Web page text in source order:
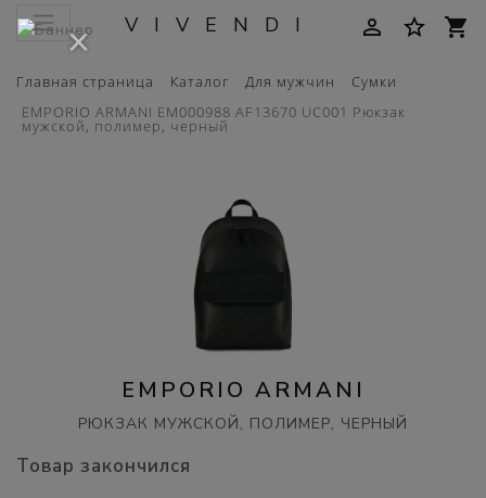
VIVENDI person_outline star_border shopping_cart
Главная страница Каталог Для мужчин
Сумки
EMPORIO ARMANI EM000988 AF13670 UC001 Рюкзак
мужской, полимер, черный
EMPORIO ARMANI
РЮКЗАК МУЖСКОЙ, ПОЛИМЕР, ЧЕРНЫЙ
Товар закончился
×